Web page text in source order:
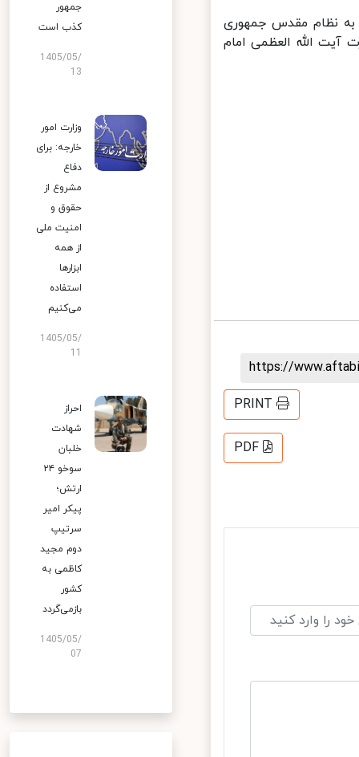
نظام مقدس جمهوری
الله العظمی امام
https://
PRINT
PDF
جمهور
کذب است
1405/05/
13
وزارت امور
خارجه: برای
دفاع
مشروع از
حقوق و
امنیت ملی
از همه
ابزارها
استفاده
می‌کنیم
1405/05/
احراز
شهادت
خلبان
سوخو ۲۴
ارتش؛
پیکر امیر
سرتیپ
دوم مجید
کاظمی به
کشور
بازمی‌گردد
1405/05/
07